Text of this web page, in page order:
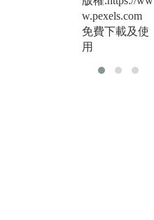
w.pexels.com
免費下載及使
用